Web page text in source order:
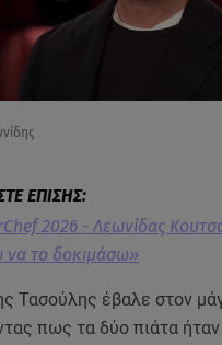
2026 - Λεωνίδας
το δοκιμάσω»
Τασούλης έβαλε στον
πως τα δύο πιάτα